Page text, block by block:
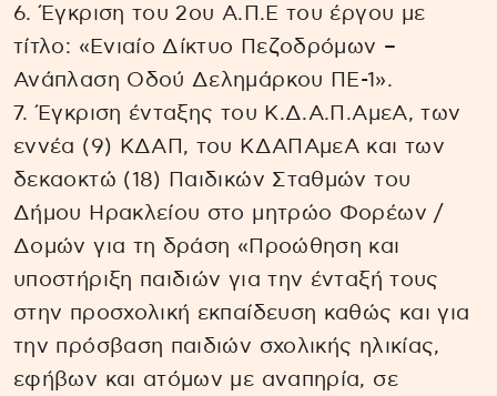
6. Έγκριση του 2ου Α.Π.Ε του έργου με
τίτλο: «Ενιαίο Δίκτυο Πεζοδρόμων –
Ανάπλαση Οδού Δελημάρκου ΠΕ-1».
7. Έγκριση ένταξης του Κ.Δ.Α.Π.ΑμεΑ, των
εννέα (9) ΚΔΑΠ, του ΚΔΑΠΑμεΑ και των
δεκαοκτώ (18) Παιδικών Σταθμών του
Δήμου Ηρακλείου στο μητρώο Φορέων /
Δομών για τη δράση «Προώθηση και
υποστήριξη παιδιών για την ένταξή τους
στην προσχολική εκπαίδευση καθώς και για
την πρόσβαση παιδιών σχολικής ηλικίας,
εφήβων και ατόμων με αναπηρία, σε